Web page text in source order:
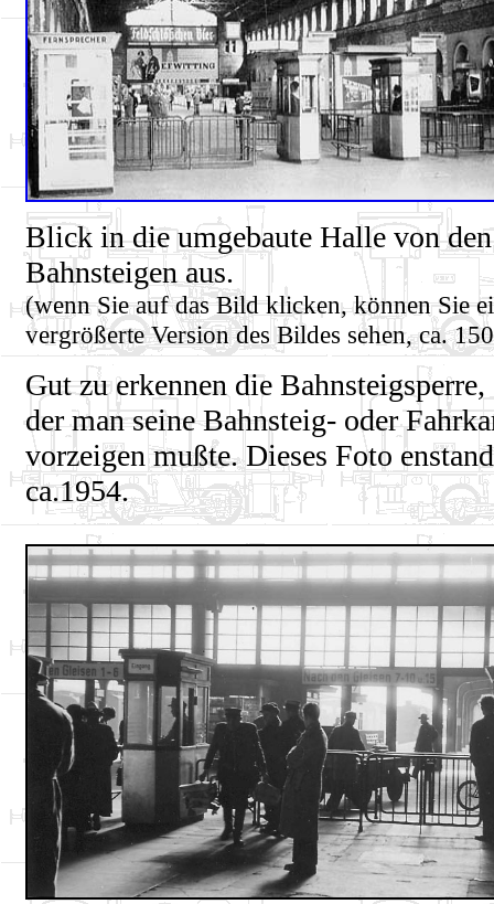
Blick in die umgebaute Halle von den
Bahnsteigen aus.
(wenn Sie auf das Bild klicken, können Sie
vergrößerte Version des Bildes sehen, ca.
Gut zu erkennen die Bahnsteigsperre,
der man seine Bahnsteig- oder
vorzeigen mußte. Dieses Foto enstand
ca.1954.